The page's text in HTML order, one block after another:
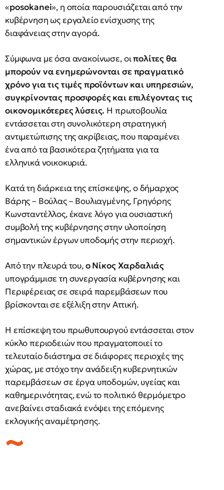
«posokanei», η οποία παρουσιάζεται από την
κυβέρνηση ως εργαλείο ενίσχυσης της
διαφάνειας στην αγορά.
Σύμφωνα με όσα ανακοίνωσε, οιπολίτες θα
μπορούν να ενημερώνονται σε πραγματικό
χρόνο για τις τιμές προϊόντων και υπηρεσιών,
συγκρίνοντας προσφορές και επιλέγοντας τις
οικονομικότερες λύσεις. Η πρωτοβουλία
εντάσσεται στη συνολικότερη στρατηγική
αντιμετώπισης της ακρίβειας, που παραμένει
ένα από τα βασικότερα ζητήματα για τα
ελληνικά νοικοκυριά.
Κατά τη διάρκεια της επίσκεψης, ο δήμαρχος
Βάρης – Βούλας – Βουλιαγμένης, Γρηγόρης
Κωνσταντέλλος, έκανε λόγο για ουσιαστική
συμβολή της κυβέρνησης στην υλοποίηση
σημαντικών έργων υποδομής στην περιοχή.
Από την πλευρά του,ο Νίκος Χαρδαλιάς
υπογράμμισε τη συνεργασία κυβέρνησης και
Περιφέρειας σε σειρά παρεμβάσεων που
βρίσκονται σε εξέλιξη στην Αττική.
Η επίσκεψη του πρωθυπουργού εντάσσεται στον
κύκλο περιοδειών που πραγματοποιεί το
τελευταίο διάστημα σε διάφορες περιοχές της
χώρας, με στόχο την ανάδειξη κυβερνητικών
παρεμβάσεων σε έργα υποδομών, υγείας και
καθημερινότητας, ενώ το πολιτικό θερμόμετρο
ανεβαίνει σταδιακά ενόψει της επόμενης
εκλογικής αναμέτρησης.